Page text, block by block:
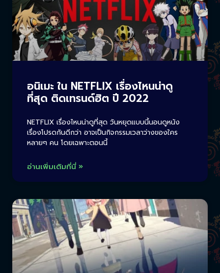
อนิเมะ ใน NETFLIX เรื่องไหนน่าดู
ที่สุด ติดเทรนด์ฮิต ปี 2022
NETFLIX เรื่องไหนน่าดูที่สุด วันหยุดแบบนี้นอนดูหนัง
เรื่องโปรดกันดีกว่า อาจเป็นกิจกรรมเวลาว่างของใคร
หลายๆ คน โดยเฉพาะตอนนี้
อ่านเพิ่มเติมที่นี่ »